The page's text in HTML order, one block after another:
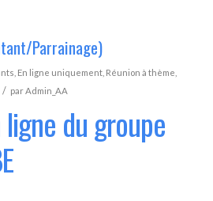
Parrainage)
En ligne uniquement, Réunion à thème
/ parAdmin_AA
du groupe